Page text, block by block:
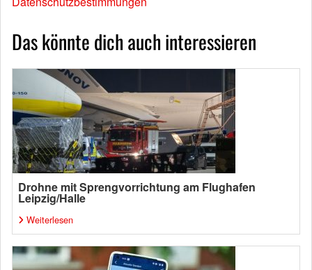
Das könnte dich auch interessieren
Drohne mit Sprengvorrichtung am Flughafen
Leipzig/Halle
Weiterlesen